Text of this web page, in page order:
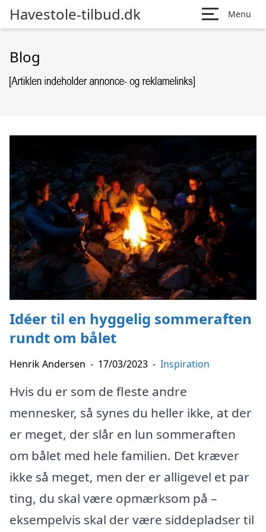
Havestole-tilbud.dk Menu
Blog
Idéer til en hyggelig sommeraften
rundt om bålet
Henrik Andersen - 17/03/2023 - Inspiration
Hvis du er som de fleste andre
mennesker, så synes du heller ikke, at der
er meget, der slår en lun sommeraften
om bålet med hele familien. Det kræver
ikke så meget, men der er alligevel et par
ting, du skal være opmærksom på –
eksempelvis skal der være siddepladser til